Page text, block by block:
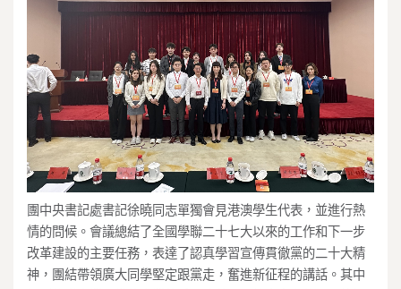
團中央書記處書記徐曉同志單獨會見港澳學生代表，並進行熱
情的問候。會議總結了全國學聯二十七大以來的工作和下一步
改革建設的主要任務，表達了認真學習宣傳貫徹黨的二十大精
神，團結帶領廣大同學堅定跟黨走，奮進新征程的講話。其中